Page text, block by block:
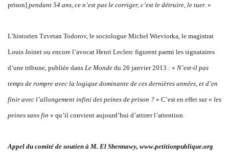
prison] pendant 54 ans, ce n’est pas le corriger, c’est le détruire, le tuer. »
L’historien Tzvetan Todorov, le sociologue Michel Wieviorka, le magistrat
Louis Joinet ou encore l’avocat Henri Leclerc figurent parmi les signataires
d’une tribune, publiée dans Le Monde du 26 janvier 2013 : « N’est-il pas
temps de rompre avec la logique dominante de ces dernières années, et d’en
finir avec l’allongement infini des peines de prison ? » C’est en effet sur « les
peines sans fin » qu’il convient aujourd’hui d’attirer l’attention.
Appel du comité de soutien à M. El Shennawy, www.petitionpublique.org